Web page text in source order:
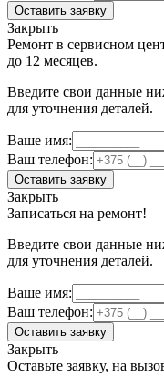
Оставить заявку
Закрыть
Ремонт в сервисном
до 12 месяцев.
Введите свои данные
для уточнения деталей.
Ваше имя:
Ваш телефон:
Оставить заявку
Закрыть
Записаться на ремонт!
Введите свои данные
для уточнения деталей.
Ваше имя:
Ваш телефон:
Оставить заявку
Закрыть
Оставьте заявку, на